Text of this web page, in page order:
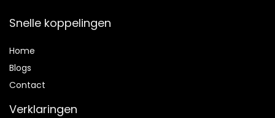
Snelle koppelingen
Home
Blogs
Contact
Verklaringen